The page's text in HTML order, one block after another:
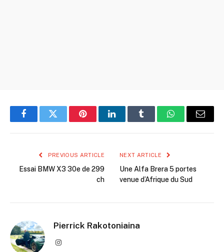
FacebookTwitter PinterestLinkedInTumblr WhatsAppEmail
PREVIOUS ARTICLE
Essai BMW X3 30e de 299
ch
NEXT ARTICLE
Une Alfa Brera 5 portes
venue d’Afrique du Sud
Pierrick Rakotoniaina
Instagram